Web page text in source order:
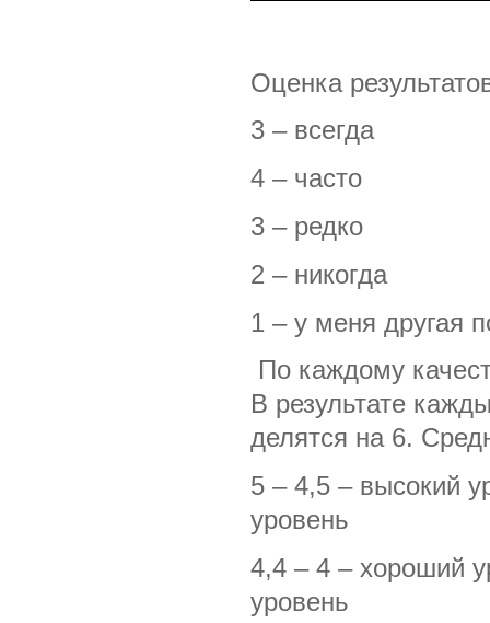
Оценка
3 – всегда
4 – часто
3 – редко
2 – никогда
1 – у меня другая
По каждому
В результате
делятся на 6.
5 – 4,5 –
уровень
4,4 – 4 –
уровень